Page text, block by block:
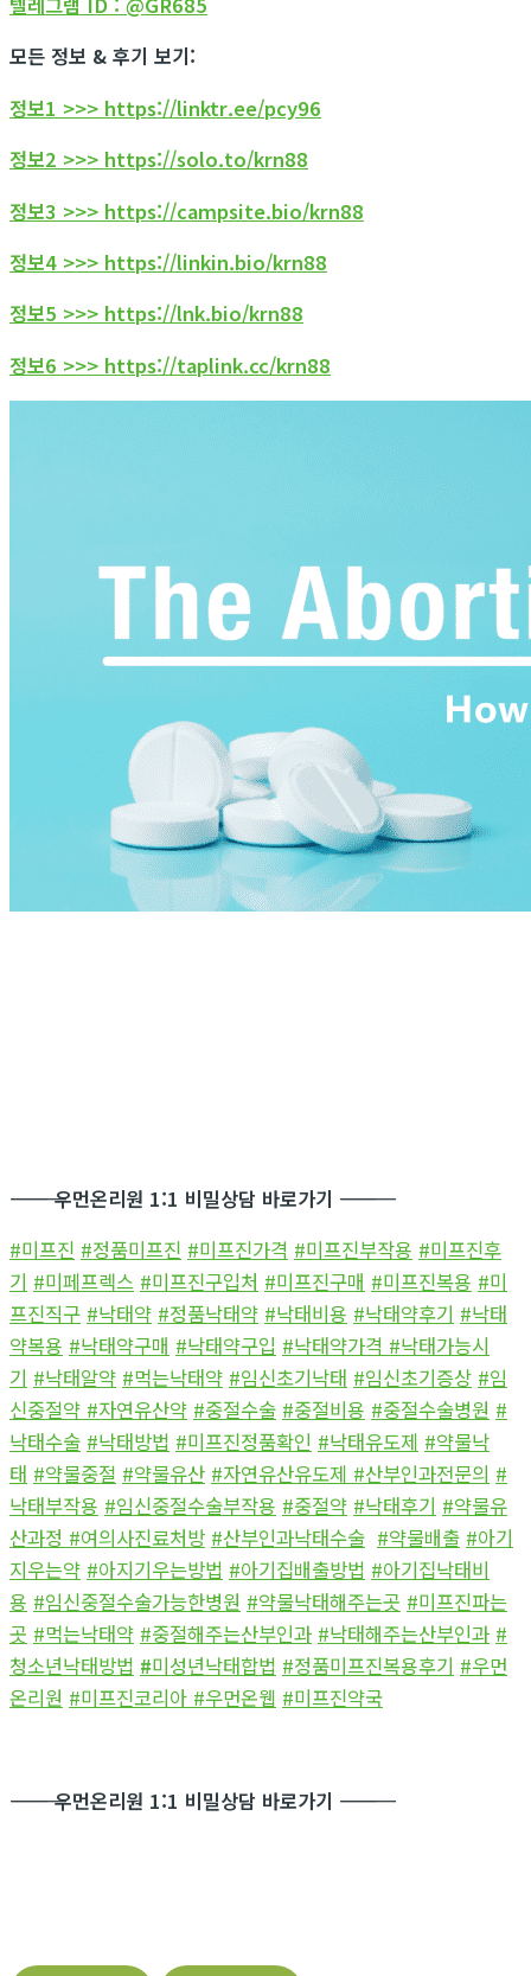
모든 정보 & 후기 보기:
정보1 >>> https://linktr.ee/pcy96
정보2 >>> https://solo.to/krn88
정보3 >>> https://campsite.bio/krn88
정보4 >>> https://linkin.bio/krn88
정보5 >>> https://lnk.bio/krn88
정보6 >>> https://taplink.cc/krn88
―――――――――――우먼온리원 1:1 비밀상담 바로가기 ―――――――――――
#미프진 #정품미프진 #미프진가격 #미프진부작용 #미프진후
기 #미페프렉스 #미프진구입처 #미프진구매 #미프진복용 #미
프진직구 #낙태약 #정품낙태약 #낙태비용 #낙태약후기 #낙태
약복용 #낙태약구매 #낙태약구입 #낙태약가격 #낙태가능시
기 #낙태알약 #먹는낙태약 #임신초기낙태 #임신초기증상 #임
신중절약 #자연유산약 #중절수술 #중절비용 #중절수술병원 #
낙태수술 #낙태방법 #미프진정품확인 #낙태유도제 #약물낙
태 #약물중절 #약물유산 #자연유산유도제 #산부인과전문의 #
낙태부작용 #임신중절수술부작용 #중절약 #낙태후기 #약물유
산과정 #여의사진료처방 #산부인과낙태수술 #약물배출 #아기
지우는약 #아지기우는방법 #아기집배출방법 #아기집낙태비
용 #임신중절수술가능한병원 #약물낙태해주는곳 #미프진파는
곳 #먹는낙태약 #중절해주는산부인과 #낙태해주는산부인과 #
청소년낙태방법 #미성년낙태합법 #정품미프진복용후기 #우먼
온리원 #미프진코리아 #우먼온웹 #미프진약국
―――――――――――우먼온리원 1:1 비밀상담 바로가기 ―――――――――――